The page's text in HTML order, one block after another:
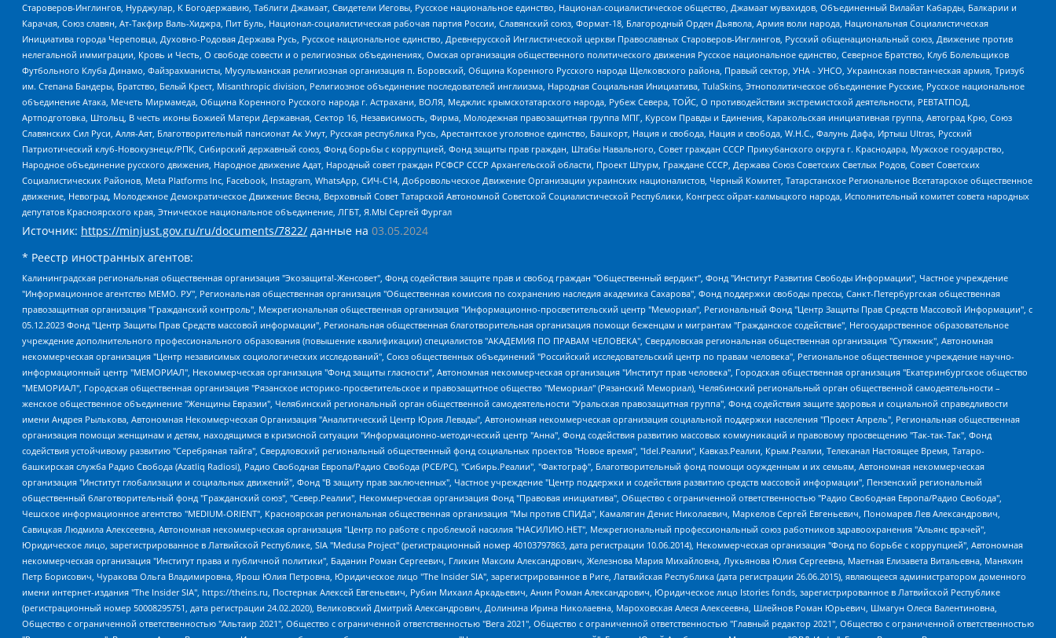
Староверов-Инглингов, Нурджулар, К Богодержавию, Таблиги Джамаат, Свидетели Иеговы, Русское национальное единство, Национал-социалистическое общество, Джамаат мувахидов, Объединенный Вилайат Кабарды, Балкарии и
Карачая, Союз славян, Ат-Такфир Валь-Хиджра, Пит Буль, Национал-социалистическая рабочая партия России, Славянский союз, Формат-18, Благородный Орден Дьявола, Армия воли народа, Национальная Социалистическая
Инициатива города Череповца, Духовно-Родовая Держава Русь, Русское национальное единство, Древнерусской Инглистической церкви Православных Староверов-Инглингов, Русский общенациональный союз, Движение против
нелегальной иммиграции, Кровь и Честь, О свободе совести и о религиозных объединениях, Омская организация общественного политического движения Русское национальное единство, Северное Братство, Клуб Болельщиков
Футбольного Клуба Динамо, Файзрахманисты, Мусульманская религиозная организация п. Боровский, Община Коренного Русского народа Щелковского района, Правый сектор, УНА - УНСО, Украинская повстанческая армия, Тризуб
им. Степана Бандеры, Братство, Белый Крест, Misanthropic division, Религиозное объединение последователей инглиизма, Народная Социальная Инициатива, TulaSkins, Этнополитическое объединение Русские, Русское национальное
объединение Атака, Мечеть Мирмамеда, Община Коренного Русского народа г. Астрахани, ВОЛЯ, Меджлис крымскотатарского народа, Рубеж Севера, ТОЙС, О противодействии экстремистской деятельности, РЕВТАТПОД,
Артподготовка, Штольц, В честь иконы Божией Матери Державная, Сектор 16, Независимость, Фирма, Молодежная правозащитная группа МПГ, Курсом Правды и Единения, Каракольская инициативная группа, Автоград Крю, Союз
Славянских Сил Руси, Алля-Аят, Благотворительный пансионат Ак Умут, Русская республика Русь, Арестантское уголовное единство, Башкорт, Нация и свобода, Нация и свобода, W.H.С., Фалунь Дафа, Иртыш Ultras, Русский
Патриотический клуб-Новокузнецк/РПК, Сибирский державный союз, Фонд борьбы с коррупцией, Фонд защиты прав граждан, Штабы Навального, Совет граждан СССР Прикубанского округа г. Краснодара, Мужское государство,
Народное объединение русского движения, Народное движение Адат, Народный совет граждан РСФСР СССР Архангельской области, Проект Штурм, Граждане СССР, Держава Союз Советских Светлых Родов, Совет Советских
Социалистических Районов, Meta Platforms Inc, Facebook, Instagram, WhatsApp, СИЧ-С14, Добровольческое Движение Организации украинских националистов, Черный Комитет, Татарстанское Региональное Всетатарское общественное
движение, Невоград, Молодежное Демократическое Движение Весна, Верховный Совет Татарской Автономной Советской Социалистической Республики, Конгресс ойрат-калмыцкого народа, Исполнительный комитет совета народных
депутатов Красноярского края, Этническое национальное объединение, ЛГБТ, Я.МЫ Сергей Фургал
Источник: https://minjust.gov.ru/ru/documents/7822/ данные на 03.05.2024
* Реестр иностранных агентов:
Калининградская региональная общественная организация "Экозащита!-Женсовет", Фонд содействия защите прав и свобод граждан "Общественный вердикт", Фонд "Институт Развития Свободы Информации", Частное учреждение "Информационное агентство МЕМО. РУ", Региональная общественная организация "Общественная комиссия по сохранению наследия академика Сахарова", Фонд поддержки свободы прессы, Санкт-Петербургская общественная правозащитная организация "Гражданский контроль", Межрегиональная общественная организация "Информационно-просветительский центр "Мемориал", Региональный Фонд "Центр Защиты Прав Средств Массовой Информации", с 05.12.2023 Фонд "Центр Защиты Прав Средств массовой информации", Региональная общественная благотворительная организация помощи беженцам и мигрантам "Гражданское содействие", Негосударственное образовательное учреждение дополнительного профессионального образования (повышение квалификации) специалистов "АКАДЕМИЯ ПО ПРАВАМ ЧЕЛОВЕКА", Свердловская региональная общественная организация "Сутяжник", Автономная некоммерческая организация "Центр независимых социологических исследований", Союз общественных объединений "Российский исследовательский центр по правам человека", Региональное общественное учреждение научно-информационный центр "МЕМОРИАЛ", Некоммерческая организация "Фонд защиты гласности", Автономная некоммерческая организация "Институт прав человека", Городская общественная организация "Екатеринбургское общество "МЕМОРИАЛ", Городская общественная организация "Рязанское историко-просветительское и правозащитное общество "Мемориал" (Рязанский Мемориал), Челябинский региональный орган общественной самодеятельности – женское общественное объединение "Женщины Евразии", Челябинский региональный орган общественной самодеятельности "Уральская правозащитная группа", Фонд содействия защите здоровья и социальной справедливости имени Андрея Рылькова, Автономная Некоммерческая Организация "Аналитический Центр Юрия Левады", Автономная некоммерческая организация социальной поддержки населения "Проект Апрель", Региональная общественная организация помощи женщинам и детям, находящимся в кризисной ситуации "Информационно-методический центр "Анна", Фонд содействия развитию массовых коммуникаций и правовому просвещению "Так-так-Так", Фонд содействия устойчивому развитию "Серебряная тайга", Свердловский региональный общественный фонд социальных проектов "Новое время", "Idel.Реалии", Кавказ.Реалии, Крым.Реалии, Телеканал Настоящее Время, Татаро-башкирская служба Радио Свобода (Azatliq Radiosi), Радио Свободная Европа/Радио Свобода (PCE/PC), "Сибирь.Реалии", "Фактограф", Благотворительный фонд помощи осужденным и их семьям, Автономная некоммерческая организация "Институт глобализации и социальных движений", Фонд "В защиту прав заключенных", Частное учреждение "Центр поддержки и содействия развитию средств массовой информации", Пензенский региональный общественный благотворительный фонд "Гражданский союз", "Север.Реалии", Некоммерческая организация Фонд "Правовая инициатива", Общество с ограниченной ответственностью "Радио Свободная Европа/Радио Свобода", Чешское информационное агентство "MEDIUM-ORIENT", Красноярская региональная общественная организация "Мы против СПИДа", Камалягин Денис Николаевич, Маркелов Сергей Евгеньевич, Пономарев Лев Александрович, Савицкая Людмила Алексеевна, Автономная некоммерческая организация "Центр по работе с проблемой насилия "НАСИЛИЮ.НЕТ", Межрегиональный профессиональный союз работников здравоохранения "Альянс врачей", Юридическое лицо, зарегистрированное в Латвийской Республике, SIA "Medusa Project" (регистрационный номер 40103797863, дата регистрации 10.06.2014), Некоммерческая организация "Фонд по борьбе с коррупцией", Автономная некоммерческая организация "Институт права и публичной политики", Баданин Роман Сергеевич, Гликин Максим Александрович, Железнова Мария Михайловна, Лукьянова Юлия Сергеевна, Маетная Елизавета Витальевна, Маняхин Петр Борисович, Чуракова Ольга Владимировна, Ярош Юлия Петровна, Юридическое лицо "The Insider SIA", зарегистрированное в Риге, Латвийская Республика (дата регистрации 26.06.2015), являющееся администратором доменного имени интернет-издания "The Insider SIA", https://theins.ru, Постернак Алексей Евгеньевич, Рубин Михаил Аркадьевич, Анин Роман Александрович, Юридическое лицо Istories fonds, зарегистрированное в Латвийской Республике (регистрационный номер 50008295751, дата регистрации 24.02.2020), Великовский Дмитрий Александрович, Долинина Ирина Николаевна, Мароховская Алеся Алексеевна, Шлейнов Роман Юрьевич, Шмагун Олеся Валентиновна, Общество с ограниченной ответственностью "Альтаир 2021", Общество с ограниченной ответственностью "Вега 2021", Общество с ограниченной ответственностью "Главный редактор 2021", Общество с ограниченной ответственностью "Ромашки монолит", Важенков Артем Валерьевич, Ивановская областная общественная организация "Центр гендерных исследований", Гурман Юрий Альбертович, Медиапроект "ОВД-Инфо", Егоров Владимир Владимирович, Жилинский Владимир Александрович, Общество с ограниченной ответственностью "ЗП", Иванова София Юрьевна, Карезина Инна Павловна, Кильтау Екатерина Викторовна, Петров Алексей Викторович, Пискунов Сергей Евгеньевич, Смирнов Сергей Сергеевич, Тихонов Михаил Сергеевич, Общество с ограниченной ответственностью "ЖУРНАЛИСТ-ИНОСТРАННЫЙ АГЕНТ", Арапова Галина Юрьевна, Вольтская Татьяна Анатольевна, Американская компания "Mason G.E.S. Anonymous Foundation" (США), являющаяся владельцем интернет-издания https://mnews.world/, Компания "Stichting Bellingcat", зарегистрированная в Нидерландах (дата регистрации 11.07.2018), Захаров Андрей Вячеславович, Клепиковская Екатерина Дмитриевна, Общество с ограниченной ответственностью "МЕМО", Перл Роман Александрович, Симонов Евгений Алексеевич, Соловьева Елена Анатольевна, Сотников Даниил Владимирович, Сурначева Елизавета Дмитриевна, Автономная некоммерческая организация по защите прав человека и информированию населения "Якутия – Наше Мнение", Общество с ограниченной ответственностью "Москоу диджитал медиа", с 26.01.2023 Общество с ограниченной ответственностью "Чайка Белые сады", Ветошкина Валерия Валерьевна, Заговора Максим Александрович, Межрегиональное общественное движение "Российская ЛГБТ - сеть", Оленичев Максим Владимирович, Павлов Иван Юрьевич, Скворцова Елена Сергеевна, Общество с ограниченной ответственностью "Как бы инагент", Кочетков Игорь Викторович, Общество с ограниченной ответственностью "Честные выборы", Еланчик Олег Александрович, Общество с ограниченной ответственностью "Нобелевский призыв", Гималова Регина Эмилевна, Григорьев Андрей Валерьевич, Григорьева Алина Александровна, Ассоциация по содействию защите прав призывников, альтернативнослужащих и военнослужащих "Правозащитная группа "Гражданин.Армия.Право", Хисамова Регина Фаритовна, Автономная некоммерческая организация по реализации социально-правовых программ "Лилит", Дальневосточное общественное движение "Маяк", Санкт-Петербургская ЛГБТ-инициативная группа "Выход", Инициативная группа ЛГБТ+ "Реверс", Алексеев Андрей Викторович, Бекбулатова Таисия Львовна, Беляев Иван Михайлович, Владыкина Елена Сергеевна, Гельман Марат Александрович, Никульшина Вероника Юрьевна, Толоконникова Надежда Андреевна, Шендерович Виктор Анатольевич, Общество с ограниченной ответственностью "Данное сообщение", Общество с ограниченной ответственностью Издательский дом "Новая глава", Айнбиндер Александра Александровна, Московский комьюнити-центр для ЛГБТ+инициатив, Благотворительный фонд развития филантропии, Deutsche Welle (Германия, Kurt-Schumacher-Strasse 3, 53113 Bonn), Борзунова Мария Михайловна, Воробьев Виктор Викторович, Голубева Анна Львовна, Константинова Алла Михайловна, Малкова Ирина Владимировна, Мурадов Мурад Абдулгалимович, Осетинская Елизавета Николаевна, Понасенков Евгений Николаевич, Ганапольский Матвей Юрьевич, Киселев Евгений Алексеевич, Борухович Ирина Григорьевна, Дремин Иван Тимофеевич, Дубровский Дмитрий Викторович, Красноярская региональная общественная организация поддержки и развития альтернативных образовательных технологий и межкультурных коммуникаций "ИНТЕРРА", Маяковская Екатерина Алексеевна, Фейгин Марк Захарович, Филимонов Андрей Викторович, Дзугкоева Регина Николаевна, Доброхотов Роман Александрович, Дудь Юрий Александрович, Елкин Сергей Владимирович, Кругликов Кирилл Игоревич, Сабунаева Мария Леонидовна, Семенов Алексей Владимирович, Шаинян Карен Багратович, Шульман Екатерина Михайловна, Асафьев Артур Валерьевич, Вахштайн Виктор Семенович, Венедиктов Алексей Алексеевич, Лушникова Екатерина Евгеньевна, Волков Леонид Михайлович, Невзоров Александр Глебович, Пархоменко Сергей Борисович, Сироткин Ярослав Николаевич, Кара-Мурза Владимир Владимирович, Баранова Наталья Владимировна, Гозман Леонид Яковлевич, Кагарлицкий Борис Юльевич, Климарев Михаил Валерьевич, Милов Владимир Станиславович, Автономная некоммерческая организация Краснодарский центр современного искусства "Типография", Моргенштерн Алишер Тагирович, Соболь Любовь Эдуардовна, Общество с ограниченной ответственностью "ЛИЗА НОРМ", Каспаров Гарри Кимович, Ходорковский Михаил Борисович, Общество с ограниченной ответственностью "Апрельские тезисы", Данилович Ирина Брониславовна, Кашин Олег Владимирович, Петров Николай Владимирович, Пивоваров Алексей Владимирович, Соколов Михаил Владимирович, Цветкова Юлия Владимировна, Чичваркин Евгений Александрович, Комитет против пыток/Команда против пыток, Общество с ограниченной ответственностью "Первый научный", Общество с ограниченной ответственностью "Вертолет и ко", Белоцерковская Вероника Борисовна, Кац Максим Евгеньевич, Лазарева Татьяна Юрьевна, Шаведдинов Руслан Табризович, Яшин Илья Валерьевич, Общество с ограниченной ответственностью "Иноагент ААВ", Алешковский Дмитрий Петрович, Альбац Евгения Марковна, Быков Дмитрий Львович, Галямина Юлия Евгеньевна, Лойко Сергей Леонидович, Мартынов Кирилл Константинович, Медведев Сергей Александрович, Крашенинников Федор Геннадиевич, Гордеева Катерина Вл